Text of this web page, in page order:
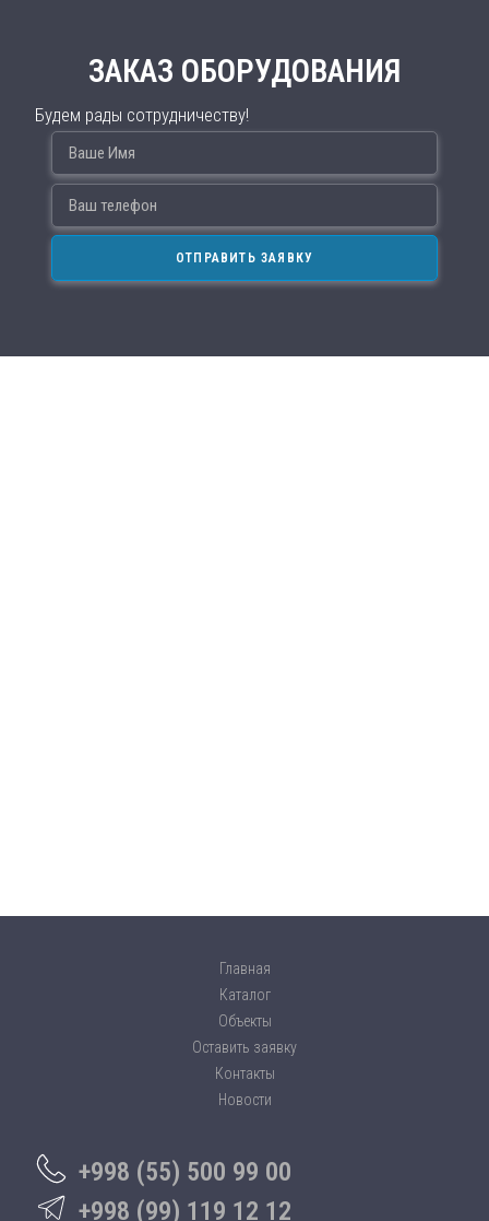
ЗАКАЗ ОБОРУДОВАНИЯ
Будем рады сотрудничеству!
Главная
Каталог
Объекты
Оставить заявку
Контакты
Новости
+998 (55) 500 99 00
+998 (99) 119 12 12